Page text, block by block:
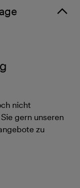
nicht
gern unseren
zu